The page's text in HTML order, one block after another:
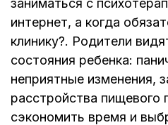
заниматься с
интернет, а когда
клинику?. Родители
состояния ребенка:
неприятные изменения,
расстройства пищевого
сэкономить время и